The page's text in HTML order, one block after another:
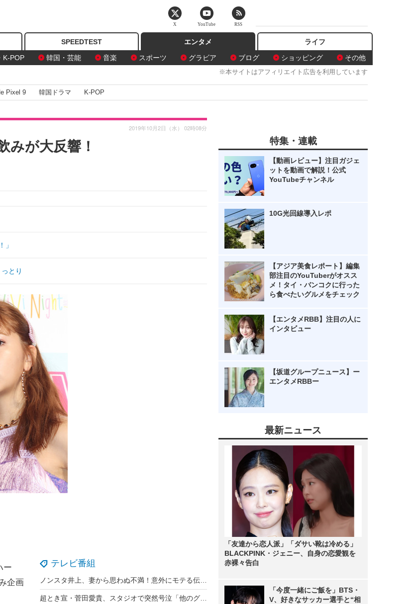
SPEEDTEST
エンタメ
K-POP 韓国・芸能 音楽 スポーツ グラビア ブログ ショッピング その他
ライフ
※本サイトはアフィリエイト広告を利用しています
Pixel 9 韓国ドラマ K-POP
みが大反響！
2019年10月2日（水） 02時08分
」
とり
テレビ番組
ー
企画
特集・連載
【動画レビュー】注目ガジェ
ットを動画で解説！公式
YouTubeチャンネル
10G光回線導入レポ
【アジア美食レポート】編集
部注目のYouTuberがオスス
メ！タイ・バンコクに行った
ら食べたいグルメをチェック
【エンタメRBB】注目の人に
インタビュー
【坂道グループニュース】ー
エンタメRBBー
最新ニュース
「友達から恋人派」「ダサい靴は冷める」
BLACKPINK・ジェニー、自身の恋愛観を
赤裸々告白
「今度一緒にご飯を」BTS・
V、好きなサッカー選手と“相
X YouTube RSS